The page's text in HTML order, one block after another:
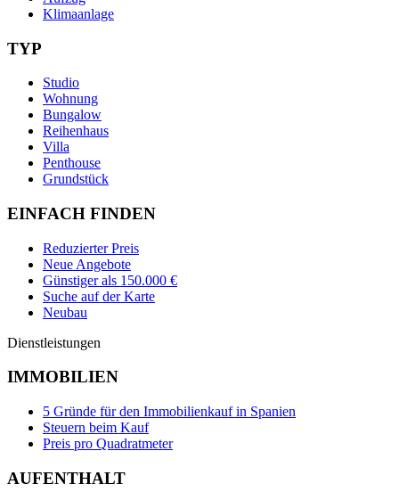
Klimaanlage
TYP
Studio
Wohnung
Bungalow
Reihenhaus
Villa
Penthouse
Grundstück
EINFACH FINDEN
Reduzierter Preis
Neue Angebote
Günstiger als 150.000 €
Suche auf der Karte
Neubau
Dienstleistungen
IMMOBILIEN
5 Gründe für den Immobilienkauf in Spanien
Steuern beim Kauf
Preis pro Quadratmeter
AUFENTHALT